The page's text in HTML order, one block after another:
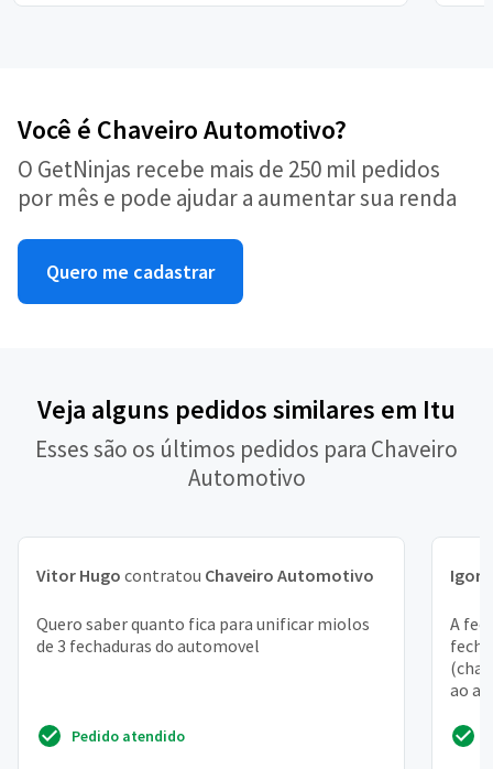
Você é Chaveiro Automotivo?
O GetNinjas recebe mais de 250 mil pedidos
por mês e pode ajudar a aumentar sua renda
Quero me cadastrar
Veja alguns pedidos similares em Itu
Esses são os últimos pedidos para Chaveiro
Automotivo
Vitor Hugo contratou Chaveiro Automotivo
Quero saber quanto fica para unificar miolos
de 3 fechaduras do automovel
Pedido atendido
Igor
A
ao